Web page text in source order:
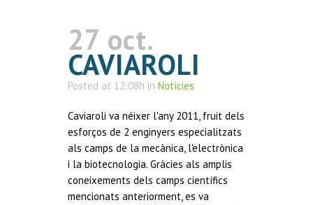
27 oct.
CAVIAROLI
Posted at 12:08h in Notícies
Caviaroli va néixer l'any 2011, fruit dels
esforços de 2 enginyers especialitzats
als camps de la mecànica, l'electrònica
i la biotecnologia. Gràcies als amplis
coneixements dels camps científics
mencionats anteriorment, es va